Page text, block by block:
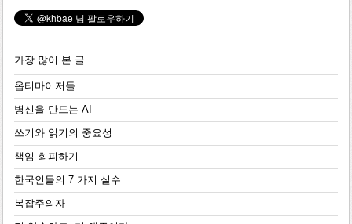
가장 많이 본 글
옵티마이저들
병신을 만드는 AI
쓰기와 읽기의 중요성
책임 회피하기
한국인들의 7 가지 실수
복잡주의자